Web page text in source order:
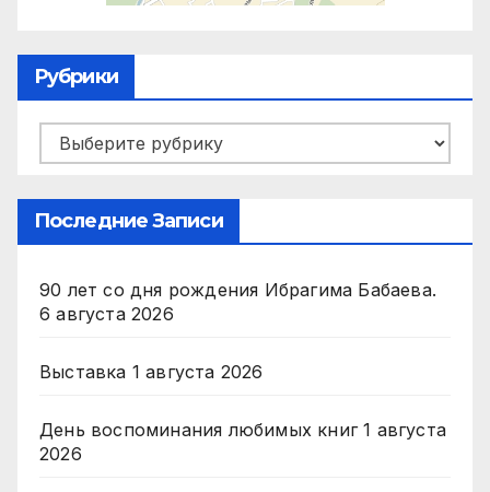
Рубрики
Рубрики
Последние Записи
90 лет со дня рождения Ибрагима Бабаева.
6 августа 2026
Выставка 1 августа 2026
День воспоминания любимых книг 1 августа
2026